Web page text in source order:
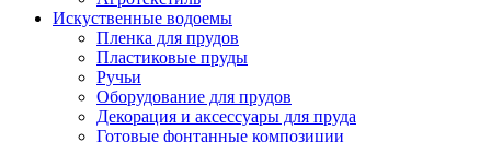
Искуственные водоемы
Пленка для прудов
Пластиковые пруды
Ручьи
Оборудование для прудов
Декорация и аксессуары для пруда
Готовые фонтанные композиции